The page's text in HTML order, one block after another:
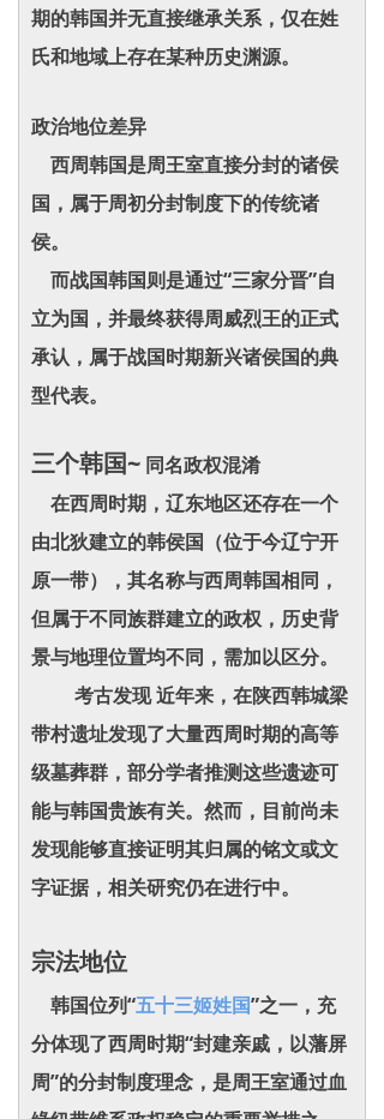
期的韩国并无直接继承关系，仅在姓
氏和地域上存在某种历史渊源。
政治地位差异
西周韩国是周王室直接分封的诸侯
国，属于周初分封制度下的传统诸
侯。
而战国韩国则是通过“三家分晋”自
立为国，并最终获得周威烈王的正式
承认，属于战国时期新兴诸侯国的典
型代表。
三个韩国~ 同名政权混淆
在西周时期，辽东地区还存在一个
由北狄建立的韩侯国（位于今辽宁开
原一带），其名称与西周韩国相同，
但属于不同族群建立的政权，历史背
景与地理位置均不同，需加以区分。
考古发现 近年来，在陕西韩城梁
带村遗址发现了大量西周时期的高等
级墓葬群，部分学者推测这些遗迹可
能与韩国贵族有关。然而，目前尚未
发现能够直接证明其归属的铭文或文
字证据，相关研究仍在进行中。
宗法地位
韩国位列“五十三姬姓国”之一，充
分体现了西周时期“封建亲戚，以藩屏
周”的分封制度理念，是周王室通过血